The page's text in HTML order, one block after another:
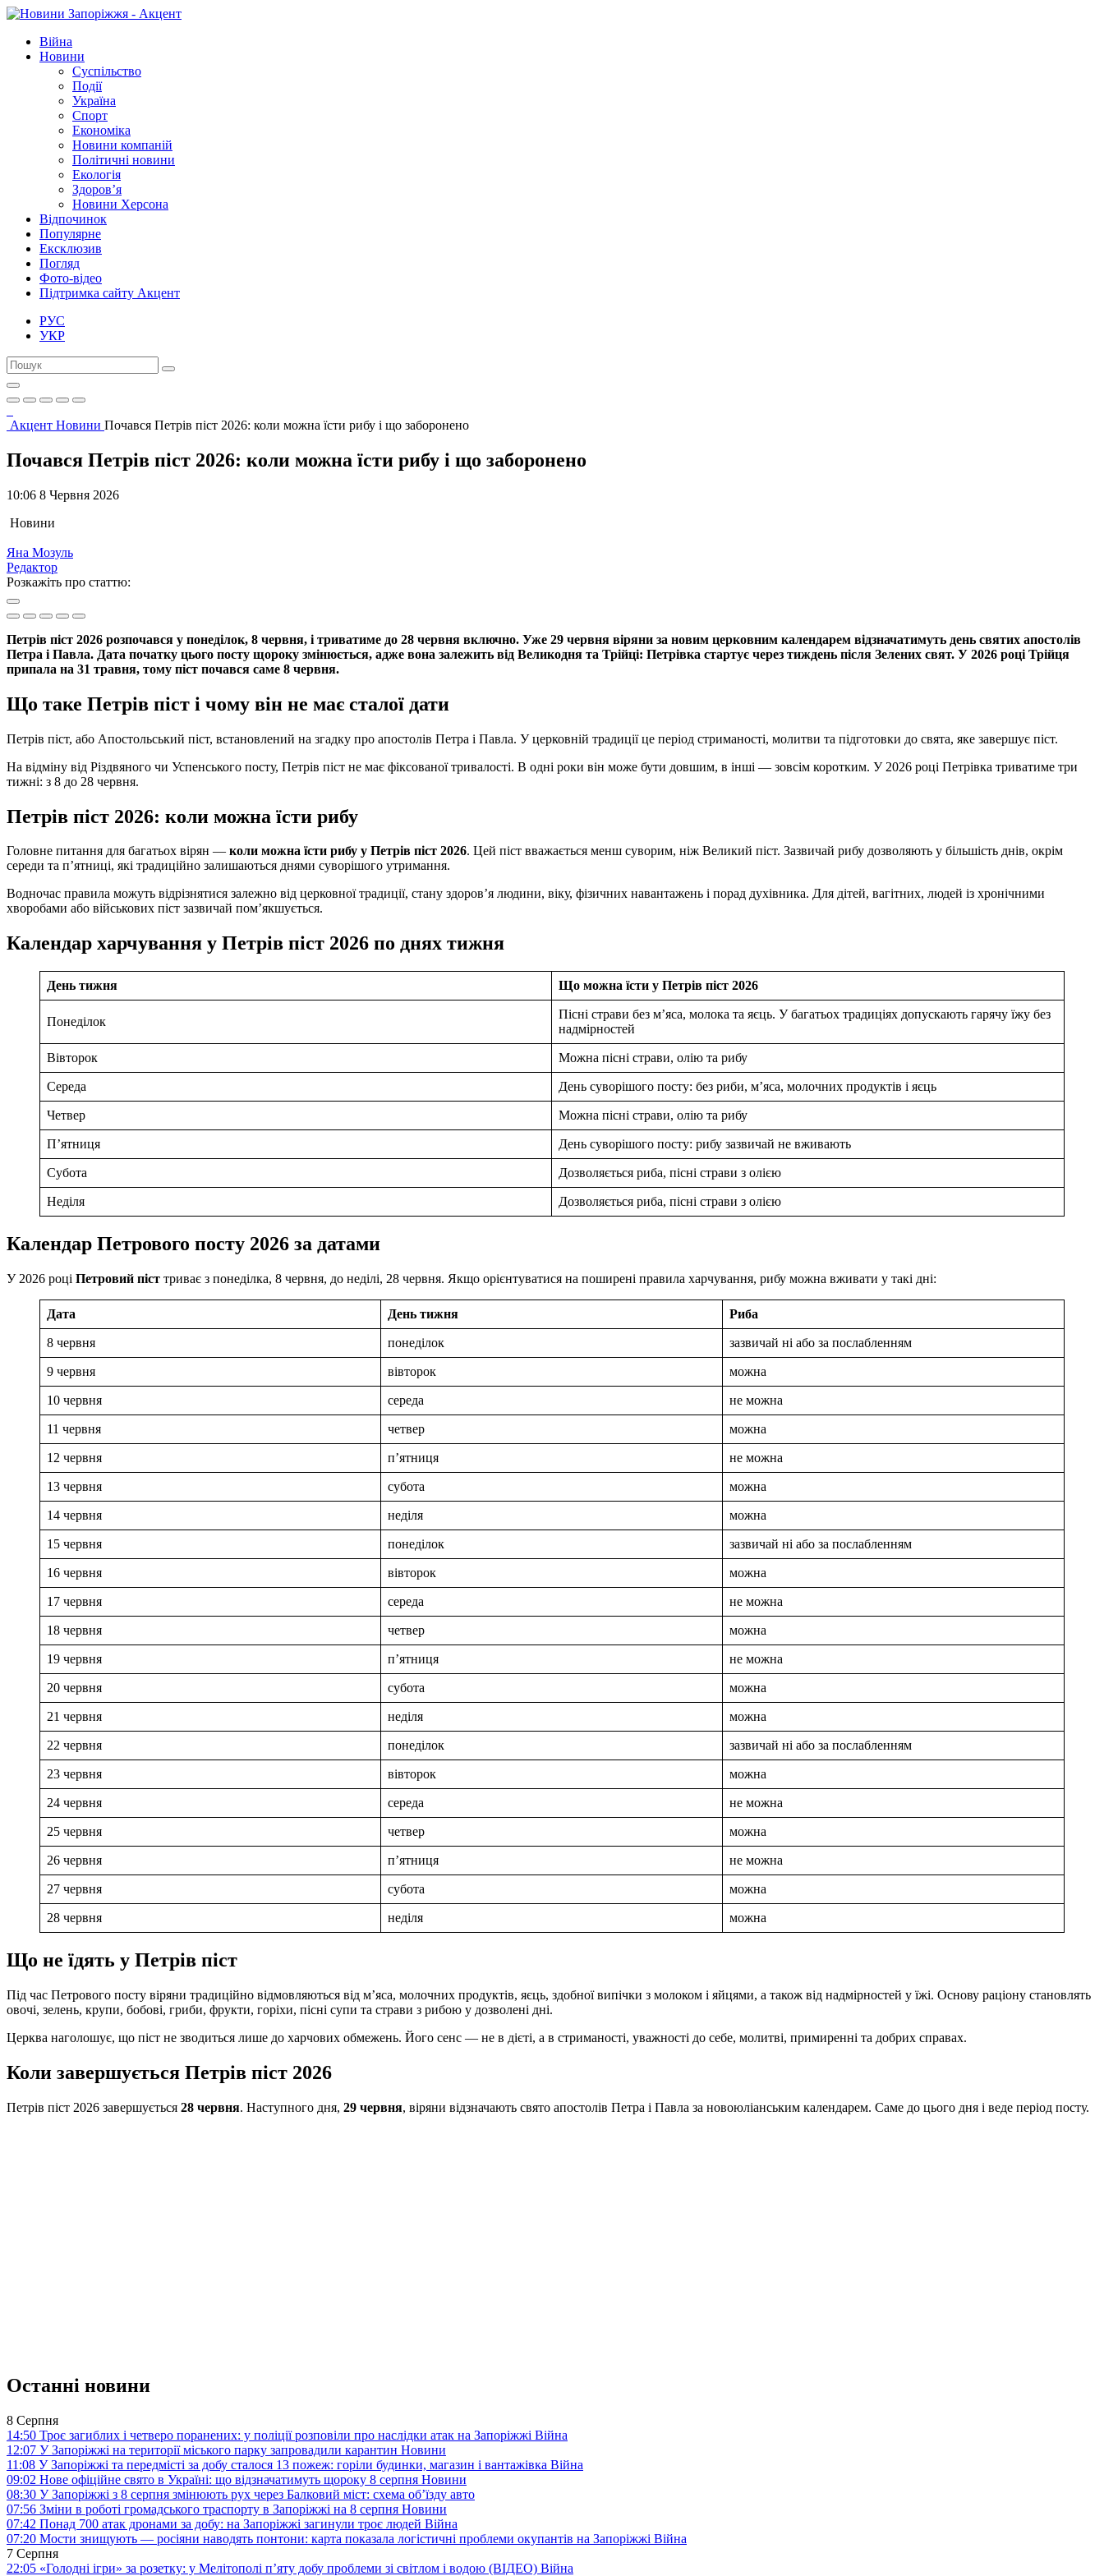
Війна
Новини
Суспільство
Події
Україна
Спорт
Економіка
Новини компаній
Політичні новини
Екологія
Здоров’я
Новини Херсона
Відпочинок
Популярне
Ексклюзив
Погляд
Фото-відео
Підтримка сайту Акцент
РУС
УКР
Акцент Новини Почався Петрів піст 2026: коли можна їсти рибу і що заборонено
Почався Петрів піст 2026: коли можна їсти рибу і що заборонено
10:06 8 Червня 2026
Новини
Яна Мозуль
Редактор
Розкажіть про статтю:
Петрів піст 2026 розпочався у понеділок, 8 червня, і триватиме до 28 червня включно. Уже 29 червня віряни за новим церковним календарем відзначатимуть день святих апостолів
Петра і Павла. Дата початку цього посту щороку змінюється, адже вона залежить від Великодня та Трійці: Петрівка стартує через тиждень після Зелених свят. У 2026 році Трійця
припала на 31 травня, тому піст почався саме 8 червня.
Що таке Петрів піст і чому він не має сталої дати
Петрів піст, або Апостольський піст, встановлений на згадку про апостолів Петра і Павла. У церковній традиції це період стриманості, молитви та підготовки до свята, яке завершує піст.
На відміну від Різдвяного чи Успенського посту, Петрів піст не має фіксованої тривалості. В одні роки він може бути довшим, в інші — зовсім коротким. У 2026 році Петрівка триватиме три
тижні: з 8 до 28 червня.
Петрів піст 2026: коли можна їсти рибу
Головне питання для багатьох вірян — коли можна їсти рибу у Петрів піст 2026. Цей піст вважається менш суворим, ніж Великий піст. Зазвичай рибу дозволяють у більшість днів, окрім
середи та п’ятниці, які традиційно залишаються днями суворішого утримання.
Водночас правила можуть відрізнятися залежно від церковної традиції, стану здоров’я людини, віку, фізичних навантажень і порад духівника. Для дітей, вагітних, людей із хронічними
хворобами або військових піст зазвичай пом’якшується.
Календар харчування у Петрів піст 2026 по днях тижня
День тижня Що можна їсти у Петрів піст 2026
Понеділок
Пісні страви без м’яса, молока та яєць. У багатьох традиціях допускають гарячу їжу без
надмірностей
Вівторок Можна пісні страви, олію та рибу
Середа День суворішого посту: без риби, м’яса, молочних продуктів і яєць
Четвер Можна пісні страви, олію та рибу
П’ятниця День суворішого посту: рибу зазвичай не вживають
Субота Дозволяється риба, пісні страви з олією
Неділя Дозволяється риба, пісні страви з олією
Календар Петрового посту 2026 за датами
У 2026 році Петровий піст триває з понеділка, 8 червня, до неділі, 28 червня. Якщо орієнтуватися на поширені правила харчування, рибу можна вживати у такі дні:
Дата День тижня Риба
8 червня понеділок зазвичай ні або за послабленням
9 червня вівторок можна
10 червня середа не можна
11 червня четвер можна
12 червня п’ятниця не можна
13 червня субота можна
14 червня неділя можна
15 червня понеділок зазвичай ні або за послабленням
16 червня вівторок можна
17 червня середа не можна
18 червня четвер можна
19 червня п’ятниця не можна
20 червня субота можна
21 червня неділя можна
22 червня понеділок зазвичай ні або за послабленням
23 червня вівторок можна
24 червня середа не можна
25 червня четвер можна
26 червня п’ятниця не можна
27 червня субота можна
28 червня неділя можна
Що не їдять у Петрів піст
Під час Петрового посту віряни традиційно відмовляються від м’яса, молочних продуктів, яєць, здобної випічки з молоком і яйцями, а також від надмірностей у їжі. Основу раціону становлять
овочі, зелень, крупи, бобові, гриби, фрукти, горіхи, пісні супи та страви з рибою у дозволені дні.
Церква наголошує, що піст не зводиться лише до харчових обмежень. Його сенс — не в дієті, а в стриманості, уважності до себе, молитві, примиренні та добрих справах.
Коли завершується Петрів піст 2026
Петрів піст 2026 завершується 28 червня. Наступного дня, 29 червня, віряни відзначають свято апостолів Петра і Павла за новоюліанським календарем. Саме до цього дня і веде період посту.
Останні новини
8 Серпня
14:50 Троє загиблих і четверо поранених: у поліції розповіли про наслідки атак на Запоріжжі Війна
12:07 У Запоріжжі на території міського парку запровадили карантин Новини
11:08 У Запоріжжі та передмісті за добу сталося 13 пожеж: горіли будинки, магазин і вантажівка Війна
09:02 Нове офіційне свято в Україні: що відзначатимуть щороку 8 серпня Новини
08:30 У Запоріжжі з 8 серпня змінюють рух через Балковий міст: схема об’їзду авто
07:56 Зміни в роботі громадського траспорту в Запоріжжі на 8 серпня Новини
07:42 Понад 700 атак дронами за добу: на Запоріжжі загинули троє людей Війна
07:20 Мости знищують — росіяни наводять понтони: карта показала логістичні проблеми окупантів на Запоріжжі Війна
7 Серпня
22:05 «Голодні ігри» за розетку: у Мелітополі п’яту добу проблеми зі світлом і водою (ВІДЕО) Війна